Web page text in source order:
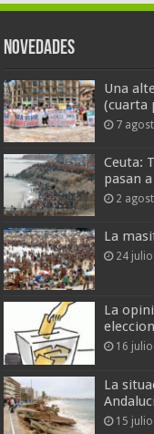
Novedades
Una
(cuarta
7
Ceuta:
pasan
2
La
24
La
16
La
15